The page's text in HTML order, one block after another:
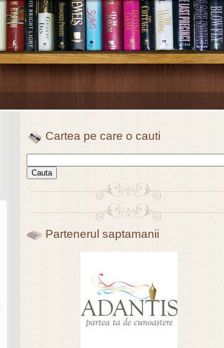
Cartea pe care o cauti
Partenerul saptamanii